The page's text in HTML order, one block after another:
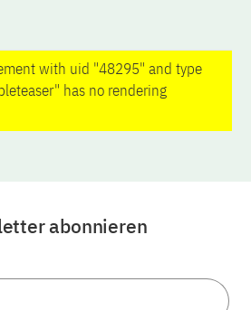
with uid "48295" and type
has no rendering
abonnieren